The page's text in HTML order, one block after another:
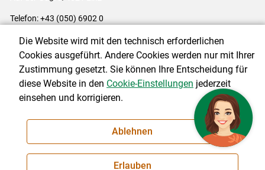
Telefon: +43 (050) 6902 0
Impressum|Kontakt|Gewinnspiele|Datenschutzerklärung |
Barrierefreiheit
Cookie-Einstellungen
NEWSLETTER
Die Website wird mit den technisch erforderlichen
Cookies ausgeführt. Andere Cookies werden nur mit Ihrer
Zustimmung gesetzt. Sie können Ihre Entscheidung für
diese Website in den Cookie-Einstellungen jederzeit
einsehen und korrigieren.
Ablehnen
Erlauben